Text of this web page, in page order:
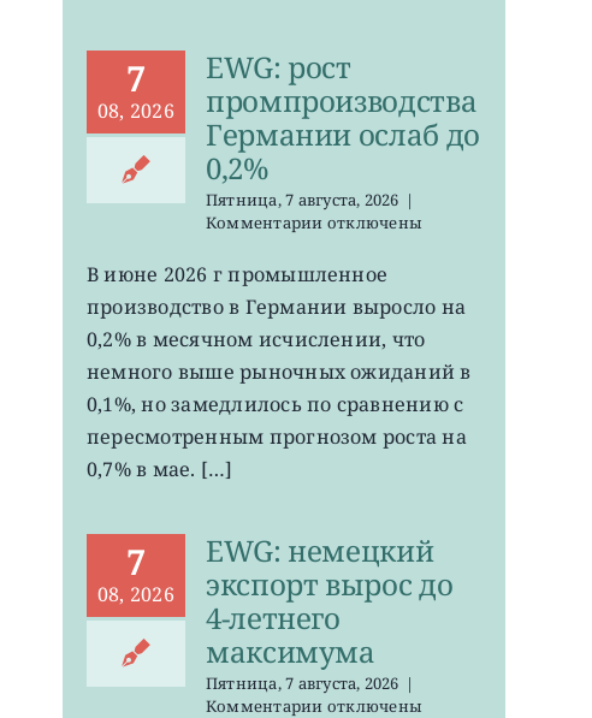
7
08, 2026
EWG: рост
промпроизводства
Германии ослаб до
0,2%
Пятница, 7 августа, 2026 |
Комментариик
EWG:
рост
промпроизводства
Германии
до
0,2%
отключены
В июне 2026 г промышленное
производство в Германии выросло на
0,2% в месячном исчислении, что
немного выше рыночных ожиданий в
0,1%, но замедлилось по сравнению с
пересмотренным прогнозом роста на
0,7% в мае. […]
7
08, 2026
EWG: немецкий
экспорт вырос до
4-летнего
максимума
Пятница, 7 августа, 2026 |
Комментариикотключены